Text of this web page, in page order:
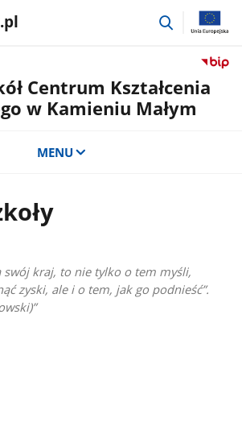
przejdź
Centrum Kształcenia
w Kamieniu Małym
MENU
swój kraj, to nie tylko o tem myśli,
zyski, ale i o tem, jak go podnieść”.